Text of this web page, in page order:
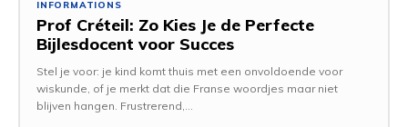
INFORMATIONS
Prof Créteil: Zo Kies Je de Perfecte
Bijlesdocent voor Succes
Stel je voor: je kind komt thuis met een onvoldoende voor
wiskunde, of je merkt dat die Franse woordjes maar niet
blijven hangen. Frustrerend,...